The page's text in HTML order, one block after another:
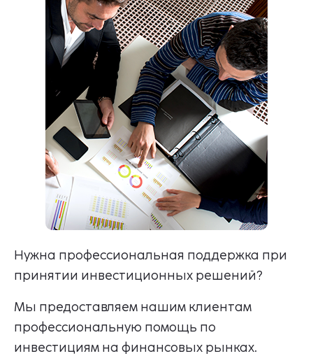
Нужна профессиональная поддержка при
принятии инвестиционных решений?
Мы предоставляем нашим клиентам
профессиональную помощь по
инвестициям на финансовых рынках.